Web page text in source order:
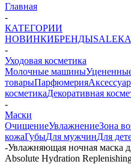
Главная
-
КАТЕГОРИИ
НОВИНКИБРЕНДЫSALE
-
Уходовая косметика
Молочные машины
товарыПарфюмерия
косметикаДекоративная
-
Маски
ОчищениеУвлажнениеЗона
кожаГубыДля мужчинДля
-Увлажняющая ночная маска
Absolute Hydration